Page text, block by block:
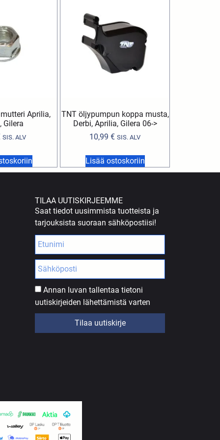
Aprilia,
Gilera
SIS. ALV
TNT öljypumpun koppa musta,
Derbi, Aprilia, Gilera 06->
10,99 € SIS. ALV
Lisää ostoskoriin
TILAA UUTISKIRJEEMME
Saat tiedot uusimmista tuotteista ja
tarjouksista suoraan sähköpostiisi!
Annan luvan tallentaa tietoni
uutiskirjeiden lähettämistä varten
Tilaa uutiskirje